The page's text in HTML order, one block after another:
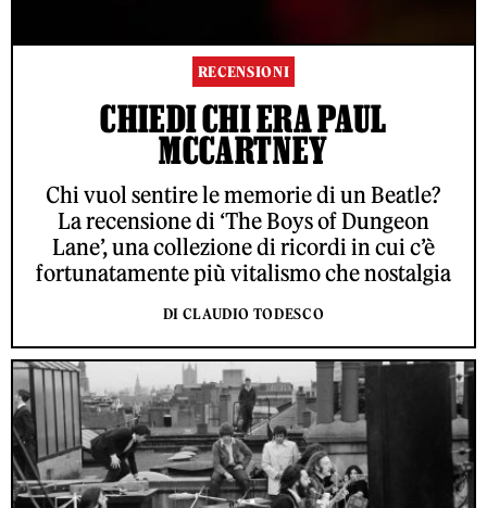
RECENSIONI
CHIEDI CHI ERA PAUL
MCCARTNEY
Chi vuol sentire le memorie di un Beatle?
La recensione di ‘The Boys of Dungeon
Lane’, una collezione di ricordi in cui c’è
fortunatamente più vitalismo che nostalgia
DI CLAUDIO TODESCO